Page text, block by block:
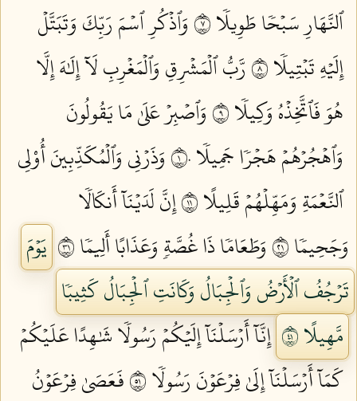
ٱلنَّهَارِ سَبۡحٗا طَوِيلٗا ٧
وَٱذۡكُرِ ٱسۡمَ رَبِّكَ وَتَبَتَّلۡ
إِلَيۡهِ تَبۡتِيلٗا ٨
رَّبُّ ٱلۡمَشۡرِقِ وَٱلۡمَغۡرِبِ لَآ إِلَٰهَ إِلَّا
هُوَ فَٱتَّخِذۡهُ وَكِيلٗا ٩
وَٱصۡبِرۡ عَلَىٰ مَا يَقُولُونَ
وَٱهۡجُرۡهُمۡ هَجۡرٗا جَمِيلٗا ١٠
وَذَرۡنِي وَٱلۡمُكَذِّبِينَ أُوْلِي
ٱلنَّعۡمَةِ وَمَهِّلۡهُمۡ قَلِيلًا ١١
إِنَّ لَدَيۡنَآ أَنكَالٗا
وَجَحِيمٗا ١٢
وَطَعَامٗا ذَا غُصَّةٖ وَعَذَابًا أَلِيمٗا ١٣
يَوۡمَ
تَرۡجُفُ ٱلۡأَرۡضُ وَٱلۡجِبَالُ وَكَانَتِ ٱلۡجِبَالُ كَثِيبٗا
مَّهِيلًا ١٤
إِنَّآ أَرۡسَلۡنَآ إِلَيۡكُمۡ رَسُولٗا شَٰهِدًا عَلَيۡكُمۡ
كَمَآ أَرۡسَلۡنَآ إِلَىٰ فِرۡعَوۡنَ رَسُولٗا ١٥
فَعَصَىٰ فِرۡعَوۡنُ